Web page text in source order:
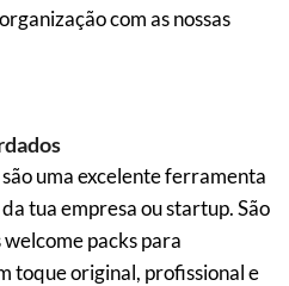
com as nossas
uma excelente ferramenta
tua empresa ou startup. São
packs para
toque original, profissional e